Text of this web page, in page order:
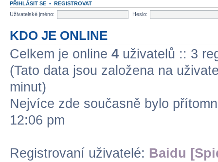
PŘIHLÁSIT SE • REGISTROVAT
Uživatelské jméno:
Heslo:
KDO JE ONLINE
Celkem je online 4 uživatelů :: 3
(Tato data jsou založena na
minut)
Nejvíce zde současně bylo
12:06 pm
Registrovaní uživatelé: Baidu